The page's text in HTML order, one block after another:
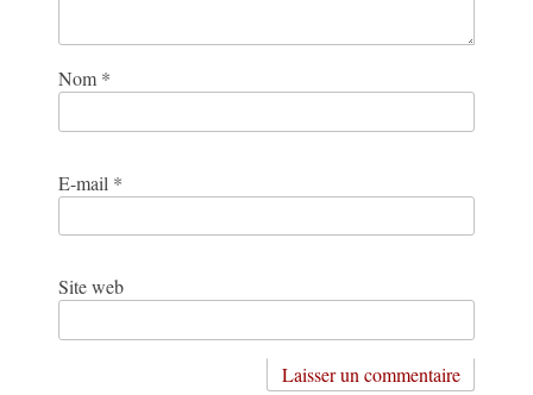
Nom *
E-mail *
Site web